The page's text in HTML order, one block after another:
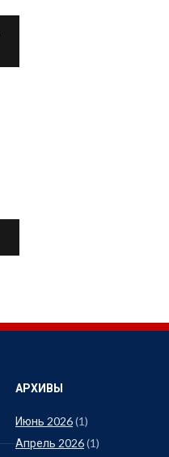
АРХИВЫ
Июнь 2026(1)
Апрель 2026(1)